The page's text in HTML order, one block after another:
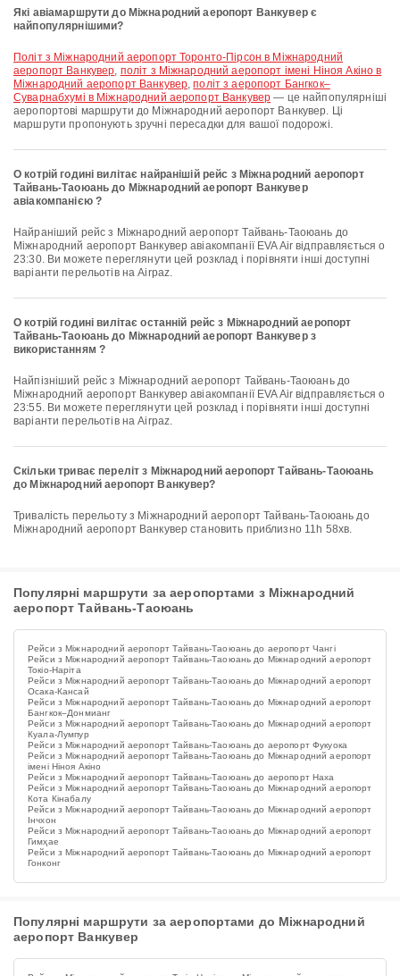
Які авіамаршрути до Міжнародний аеропорт Ванкувер є
найпопулярнішими?
політ з Міжнародний аеропорт Торонто-Пірсон в Міжнародний
аеропорт Ванкувер, політ з Міжнародний аеропорт імені Ніноя Акіно в
Міжнародний аеропорт Ванкувер,політ з аеропорт Бангкок–
Суварнабхумі в Міжнародний аеропорт Ванкувер — це найпопулярніші
аеропортові маршрути до Міжнародний аеропорт Ванкувер. Ці
маршрути пропонують зручні пересадки для вашої подорожі.
О котрій годині вилітає найранішій рейс з Міжнародний аеропорт
Тайвань-Таоюань до Міжнародний аеропорт Ванкувер
авіакомпанією ?
Найраніший рейс з Міжнародний аеропорт Тайвань-Таоюань до
Міжнародний аеропорт Ванкувер авіакомпанії EVA Air відправляється о
23:30. Ви можете переглянути цей розклад і порівняти інші доступні
варіанти перельотів на Airpaz.
О котрій годині вилітає останній рейс з Міжнародний аеропорт
Тайвань-Таоюань до Міжнародний аеропорт Ванкувер з
використанням ?
Найпізніший рейс з Міжнародний аеропорт Тайвань-Таоюань до
Міжнародний аеропорт Ванкувер авіакомпанії EVA Air відправляється о
23:55. Ви можете переглянути цей розклад і порівняти інші доступні
варіанти перельотів на Airpaz.
Скільки триває переліт з Міжнародний аеропорт Тайвань-Таоюань
до Міжнародний аеропорт Ванкувер?
Тривалість перельоту з Міжнародний аеропорт Тайвань-Таоюань до
Міжнародний аеропорт Ванкувер становить приблизно 11h 58хв.
Популярні маршрути за аеропортами з Міжнародний
аеропорт Тайвань-Таоюань
Рейси з Міжнародний аеропорт Тайвань-Таоюань до аеропорт Чангі
Рейси з Міжнародний аеропорт Тайвань-Таоюань до Міжнародний аеропорт
Токіо-Наріта
Рейси з Міжнародний аеропорт Тайвань-Таоюань до Міжнародний аеропорт
Осака-Кансай
Рейси з Міжнародний аеропорт Тайвань-Таоюань до Міжнародний аеропорт
Бангкок–Донмианг
Рейси з Міжнародний аеропорт Тайвань-Таоюань до Міжнародний аеропорт
Куала-Лумпур
Рейси з Міжнародний аеропорт Тайвань-Таоюань до аеропорт Фукуока
Рейси з Міжнародний аеропорт Тайвань-Таоюань до Міжнародний аеропорт
імені Ніноя Акіно
Рейси з Міжнародний аеропорт Тайвань-Таоюань до аеропорт Наха
Рейси з Міжнародний аеропорт Тайвань-Таоюань до Міжнародний аеропорт
Кота Кінабалу
Рейси з Міжнародний аеропорт Тайвань-Таоюань до Міжнародний аеропорт
Інчхон
Рейси з Міжнародний аеропорт Тайвань-Таоюань до Міжнародний аеропорт
Гимҳае
Рейси з Міжнародний аеропорт Тайвань-Таоюань до Міжнародний аеропорт
Гонконг
Популярні маршрути за аеропортами до Міжнародний
аеропорт Ванкувер